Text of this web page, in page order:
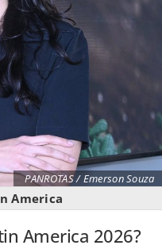
PANROTAS / Emerson Souza
America
America 2026?